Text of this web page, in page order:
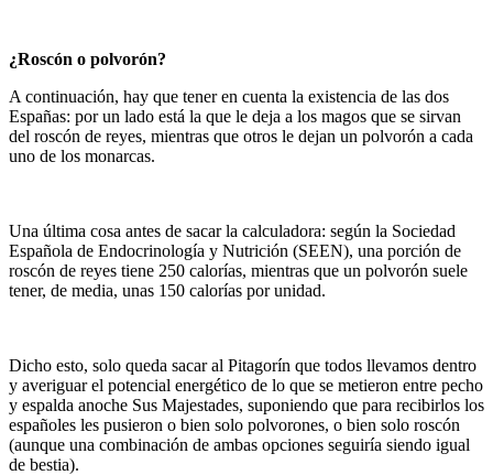
¿Roscón o polvorón?
A continuación, hay que tener en cuenta la existencia de las dos
Españas: por un lado está la que le deja a los magos que se sirvan
del roscón de reyes, mientras que otros le dejan un polvorón a cada
uno de los monarcas.
Una última cosa antes de sacar la calculadora: según la Sociedad
Española de Endocrinología y Nutrición (SEEN), una porción de
roscón de reyes tiene 250 calorías, mientras que un polvorón suele
tener, de media, unas 150 calorías por unidad.
Dicho esto, solo queda sacar al Pitagorín que todos llevamos dentro
y averiguar el potencial energético de lo que se metieron entre pecho
y espalda anoche Sus Majestades, suponiendo que para recibirlos los
españoles les pusieron o bien solo polvorones, o bien solo roscón
(aunque una combinación de ambas opciones seguiría siendo igual
de bestia).